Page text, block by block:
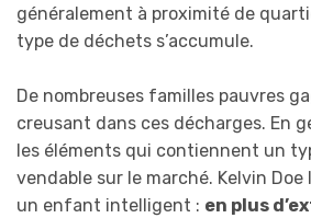
généralement à proximité de
type de déchets s’accumule.
De nombreuses familles pauvres
creusant dans ces décharges. En
les éléments qui contiennent un
vendable sur le marché. Kelvin Doe
un enfant intelligent : en plus